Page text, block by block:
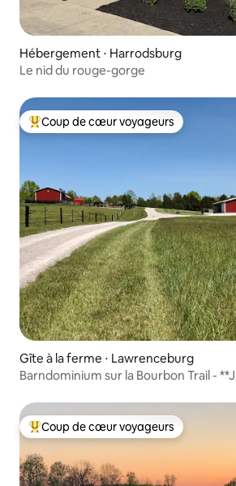
Hébergement ⋅ Harrodsburg
Le nid du rouge-gorge
Coups de cœur voyageurs les plus
Coup de cœur voyageurs
Gîte à la ferme ⋅ Lawrenceburg
Barndominium sur la Bourbon Trail -
Coups de cœur voyageurs les plus
Coup de cœur voyageurs